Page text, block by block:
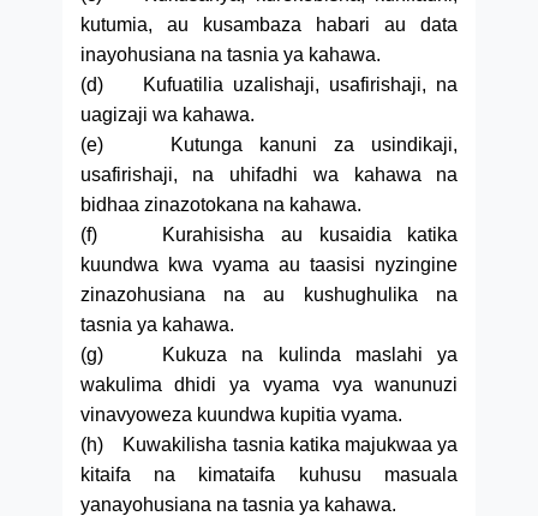
kutumia, au kusambaza habari au data
inayohusiana na tasnia ya kahawa.
(d) Kufuatilia uzalishaji, usafirishaji, na
uagizaji wa kahawa.
(e) Kutunga kanuni za usindikaji,
usafirishaji, na uhifadhi wa kahawa na
bidhaa zinazotokana na kahawa.
(f) Kurahisisha au kusaidia katika
kuundwa kwa vyama au taasisi nyzingine
zinazohusiana na au kushughulika na
tasnia ya kahawa.
(g) Kukuza na kulinda maslahi ya
wakulima dhidi ya vyama vya wanunuzi
vinavyoweza kuundwa kupitia vyama.
(h) Kuwakilisha tasnia katika majukwaa ya
kitaifa na kimataifa kuhusu masuala
yanayohusiana na tasnia ya kahawa.